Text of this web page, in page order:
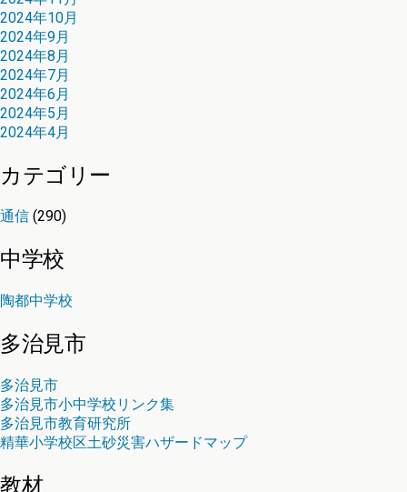
2024年10月
2024年9月
2024年8月
2024年7月
2024年6月
2024年5月
2024年4月
カテゴリー
通信 (290)
中学校
陶都中学校
多治見市
多治見市
多治見市小中学校リンク集
多治見市教育研究所
精華小学校区土砂災害ハザードマップ
教材